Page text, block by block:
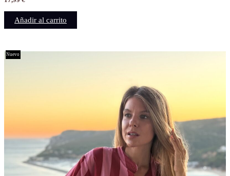
Añadir al carrito
Nuevo